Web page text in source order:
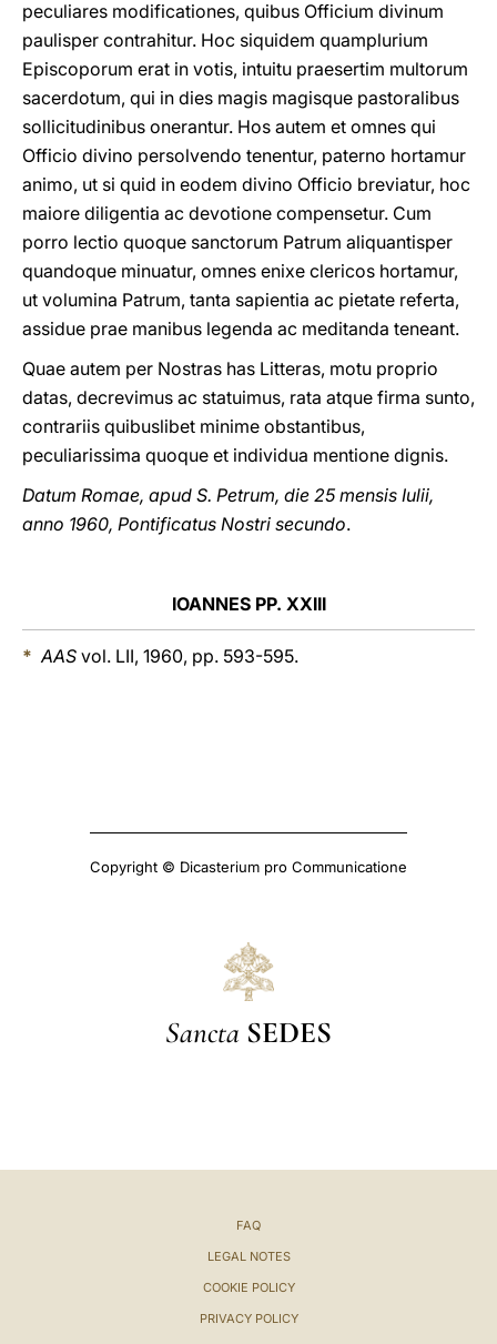
peculiares modificationes, quibus Officium divinum
paulisper contrahitur. Hoc siquidem quamplurium
Episcoporum erat in votis, intuitu praesertim multorum
sacerdotum, qui in dies magis magisque pastoralibus
sollicitudinibus onerantur. Hos autem et omnes qui
Officio divino persolvendo tenentur, paterno hortamur
animo, ut si quid in eodem divino Officio breviatur, hoc
maiore diligentia ac devotione compensetur. Cum
porro lectio quoque sanctorum Patrum aliquantisper
quandoque minuatur, omnes enixe clericos hortamur,
ut volumina Patrum, tanta sapientia ac pietate referta,
assidue prae manibus legenda ac meditanda teneant.
Quae autem per Nostras has Litteras, motu proprio
datas, decrevimus ac statuimus, rata atque firma sunto,
contrariis quibuslibet minime obstantibus,
peculiarissima quoque et individua mentione dignis.
Datum Romae, apud S. Petrum, die 25 mensis Iulii,
anno 1960, Pontificatus Nostri secundo.
IOANNES PP. XXIII
* AAS vol. LII, 1960, pp. 593-595.
Copyright © Dicasterium pro Communicatione
Sancta SEDES
FAQ
LEGAL NOTES
COOKIE POLICY
PRIVACY POLICY